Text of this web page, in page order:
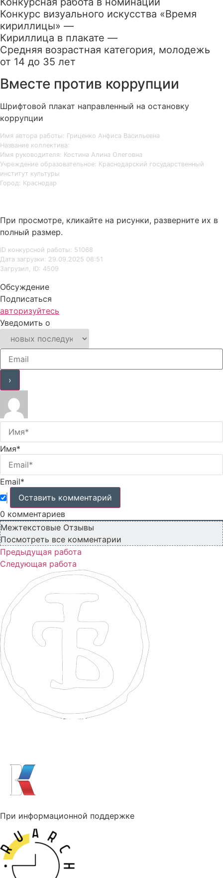
Конкурс визуального искусства «Время
кириллицы» —
Кириллица в плакате —
Средняя возрастная категория, молодежь
от 14 до 35 лет
Вместе против коррупции
Шрифтовой плакат направленный на остановку
коррупции
Имя автора работы: Гриценко Анфиса Васильевна
Название коллектива:
Имя руководителя: Костина Алина Олеговна
Учреждение образовательное: Краснодарский государственный
институт культуры
Город: Краснодар
При просмотре, кликайте на рисунки, разверните их в
полный размер.
ID конкурсной работы: 51068
Дата загрузки: 29.09.2025 08:51
Загрузил, ID: 4509
Обсуждение
Подписаться
авторизуйтесь
Уведомить о
Имя*
Email*
0 комментариев
Межтекстовые Отзывы
Посмотреть все комментарии
Предыдущая работа
Следующая работа
При информационной поддержке